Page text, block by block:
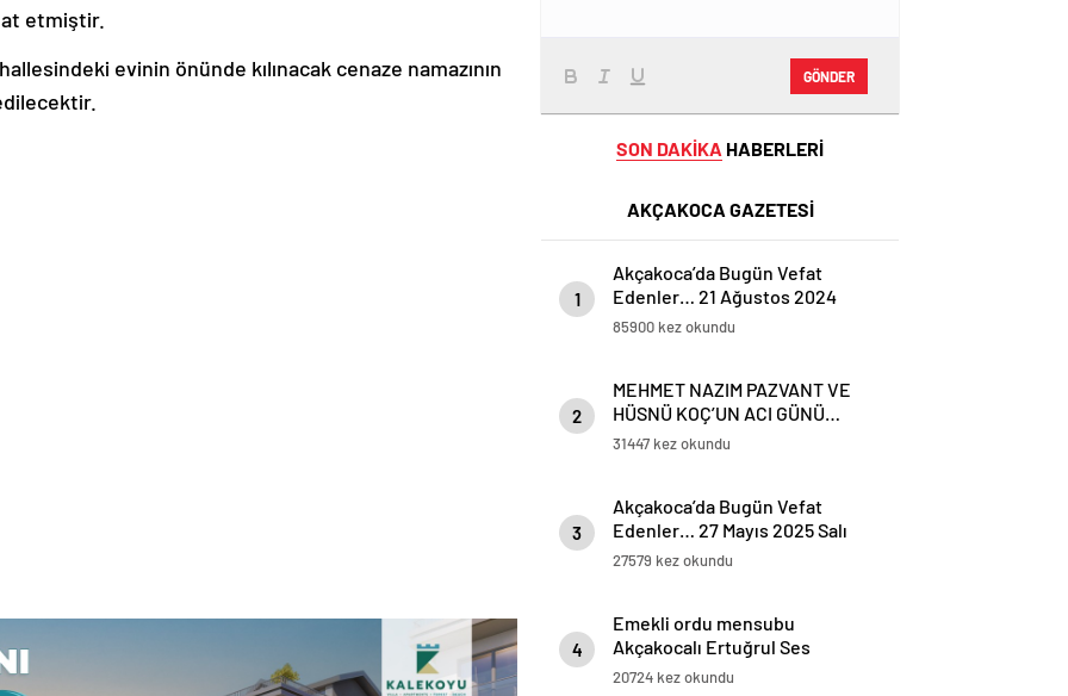
etmiştir.
evinin önünde kılınacak cenaze namazının
GÖNDER
SON DAKİKA HABERLERİ
AKÇAKOCA GAZETESİ
1
Akçakoca’da Bugün Vefat
Edenler… 21 Ağustos 2024
Çarşamba
85900 kez okundu
2
MEHMET NAZIM PAZVANT VE
HÜSNÜ KOÇ’UN ACI GÜNÜ…
31447 kez okundu
3
Akçakoca’da Bugün Vefat
Edenler… 27 Mayıs 2025 Salı
27579 kez okundu
4
Emekli ordu mensubu
Akçakocalı Ertuğrul Ses
Koronavirüse yenik düştü
20724 kez okundu